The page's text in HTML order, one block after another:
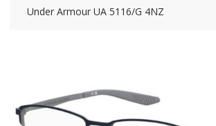
Under Armour UA 5116/G 4NZ